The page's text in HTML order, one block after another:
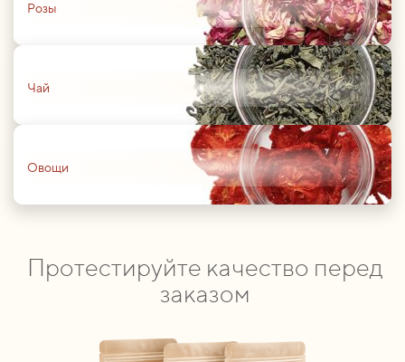
Розы
Чай
Овощи
Протестируйте качество перед
заказом